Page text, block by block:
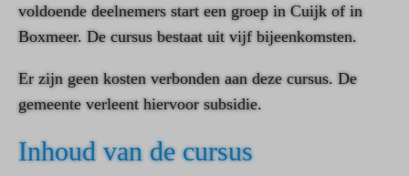
voldoende deelnemers start een groep in Cuijk of in
Boxmeer. De cursus bestaat uit vijf bijeenkomsten.
Er zijn geen kosten verbonden aan deze cursus. De
gemeente verleent hiervoor subsidie.
Inhoud van de cursus